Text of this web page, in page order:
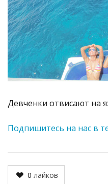
Девченки отвисают на
Подпишитесь на нас в
0 лайков